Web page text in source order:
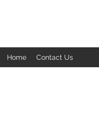
Home Contact Us